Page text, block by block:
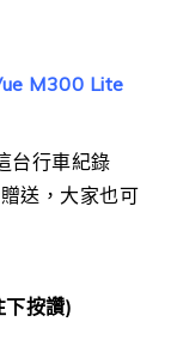
M300 Lite
台行車紀錄
送，大家也可
按讚)